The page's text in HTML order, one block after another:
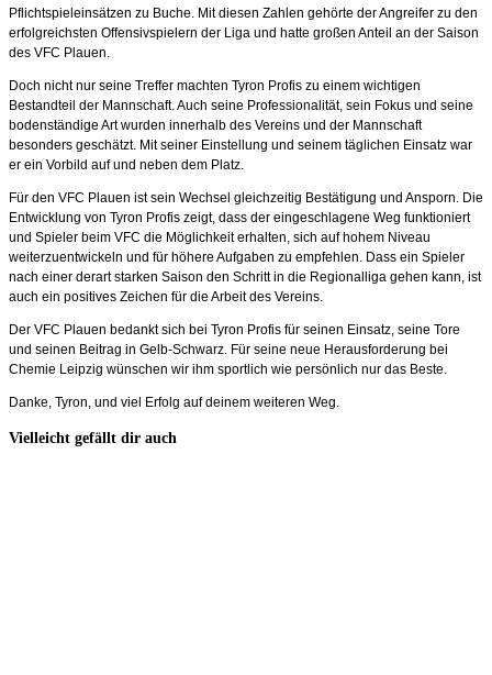
Pflichtspieleinsätzen zu Buche. Mit diesen Zahlen gehörte der Angreifer zu den
erfolgreichsten Offensivspielern der Liga und hatte großen Anteil an der Saison
des VFC Plauen.
Doch nicht nur seine Treffer machten Tyron Profis zu einem wichtigen
Bestandteil der Mannschaft. Auch seine Professionalität, sein Fokus und seine
bodenständige Art wurden innerhalb des Vereins und der Mannschaft
besonders geschätzt. Mit seiner Einstellung und seinem täglichen Einsatz war
er ein Vorbild auf und neben dem Platz.
Für den VFC Plauen ist sein Wechsel gleichzeitig Bestätigung und Ansporn. Die
Entwicklung von Tyron Profis zeigt, dass der eingeschlagene Weg funktioniert
und Spieler beim VFC die Möglichkeit erhalten, sich auf hohem Niveau
weiterzuentwickeln und für höhere Aufgaben zu empfehlen. Dass ein Spieler
nach einer derart starken Saison den Schritt in die Regionalliga gehen kann, ist
auch ein positives Zeichen für die Arbeit des Vereins.
Der VFC Plauen bedankt sich bei Tyron Profis für seinen Einsatz, seine Tore
und seinen Beitrag in Gelb-Schwarz. Für seine neue Herausforderung bei
Chemie Leipzig wünschen wir ihm sportlich wie persönlich nur das Beste.
Danke, Tyron, und viel Erfolg auf deinem weiteren Weg.
Vielleicht gefällt dir auch